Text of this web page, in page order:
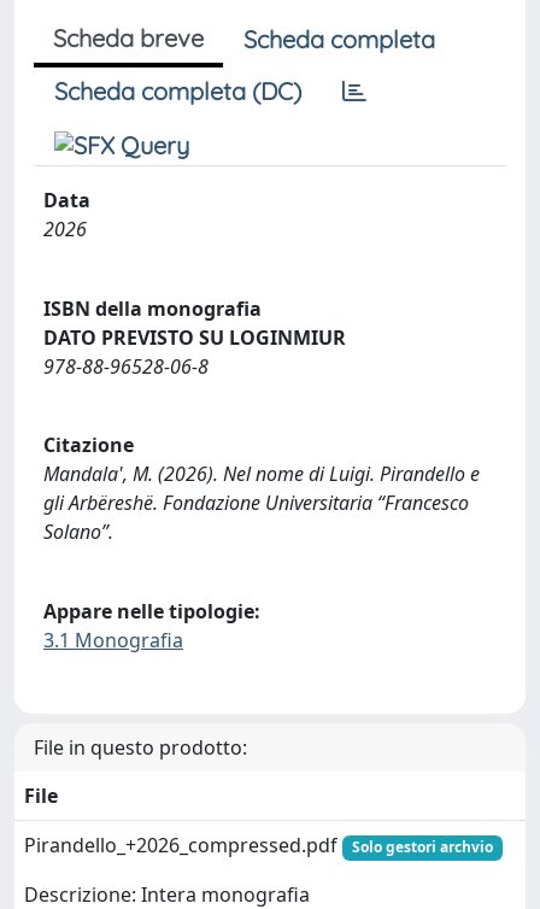
Scheda breve
Scheda completa
Scheda completa (DC)
Data
2026
ISBN della monografia
DATO PREVISTO SU LOGINMIUR
978-88-96528-06-8
Citazione
Mandala', M. (2026). Nel nome di Luigi. Pirandello e
gli Arbëreshë. Fondazione Universitaria “Francesco
Solano”.
Appare nelle tipologie:
3.1 Monografia
File in questo prodotto:
File
Pirandello_+2026_compressed.pdf
Solo gestori archvio
Descrizione: Intera monografia